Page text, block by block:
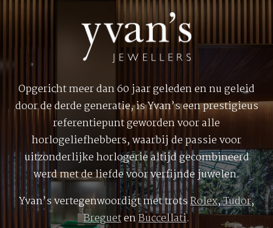
Opgericht meer dan 60 jaar geleden en nu geleid
door de derde generatie, is Yvan’s een prestigieus
referentiepunt geworden voor alle
horlogeliefhebbers, waarbij de passie voor
uitzonderlijke horlogerie altijd gecombineerd
werd met de liefde voor verfijnde juwelen.
Yvan’s vertegenwoordigt met trotsRolex,Tudor,
BreguetenBuccellati.